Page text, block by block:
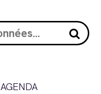
AGENDA